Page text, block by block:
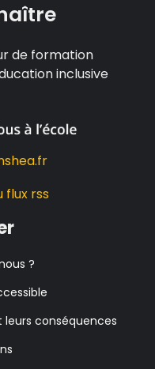
de formation
inclusive
flux rss
?
leurs conséquences